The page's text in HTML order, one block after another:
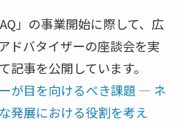
」の事業開始に際して、広
ドバタイザーの座談会を実
記事を公開しています。
が目を向けるべき課題 — ネ
発展における役割を考え